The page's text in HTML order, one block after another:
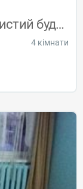
Здам подобово екологічно чистий будинок
4 кімнати